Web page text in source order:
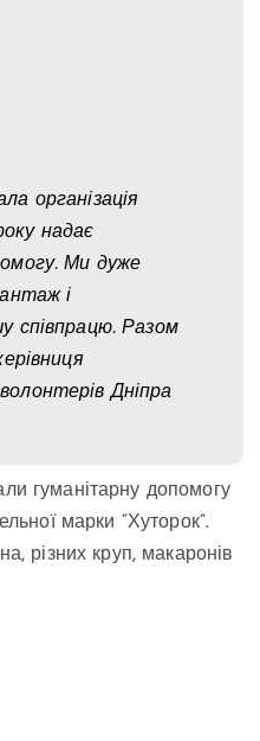
організація
надає
Ми дуже
і
співпрацю. Разом
Дніпра
гуманітарну допомогу
марки “Хуторок”.
різних круп, макаронів